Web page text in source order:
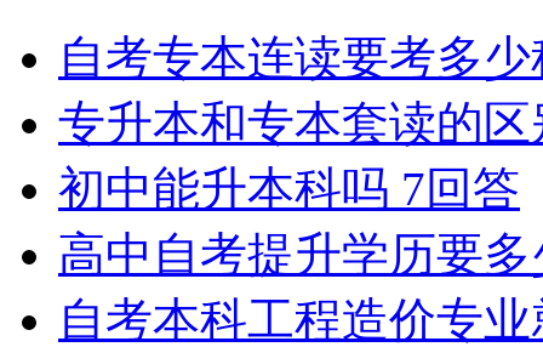
自考专本连读要考多
专升本和专本套读的区
初中能升本科吗 7回答
高中自考提升学历要
自考本科工程造价专